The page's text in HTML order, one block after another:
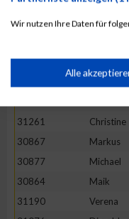
31141
Ina
31188
Franz
Michael
31261
Christine
30867
Markus
30877
Michael
30864
Maik
31190
Verena
Wir nutzen Ihre Daten für
Speichern von oder
Erstellung von
Verwendung von
Alle